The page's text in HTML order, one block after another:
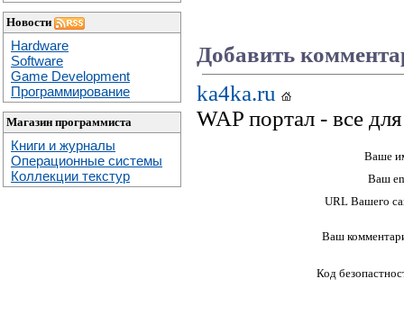
Новости
Hardware
Software
Game Development
Программирование
Магазин программиста
Книги и журналы
Операционные системы
Коллекции текстур
Добавить
ka4ka.ru
WAP портал - все
Ваше
Ваш
URL Вашего
Ваш
Код